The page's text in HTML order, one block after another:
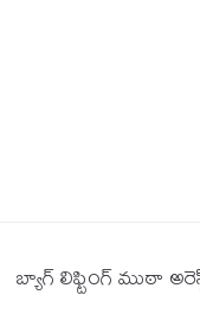
బ్యాగ్ లిఫ్టింగ్ ముఠా